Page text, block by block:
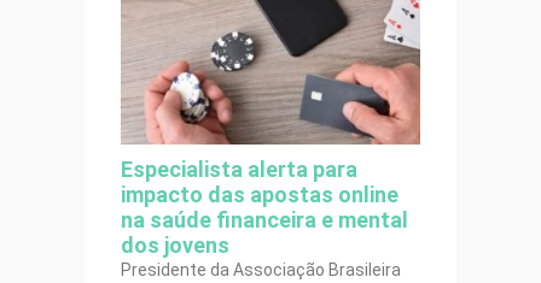
Especialista alerta para
impacto das apostas online
na saúde financeira e mental
dos jovens
Presidente da Associação Brasileira